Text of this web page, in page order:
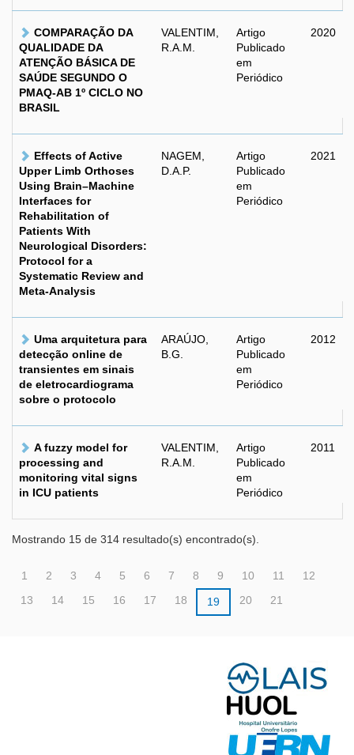
COMPARAÇÃO DA
QUALIDADE DA
ATENÇÃO BÁSICA DE
SAÚDE SEGUNDO O
PMAQ-AB 1º CICLO NO
BRASIL
VALENTIM,
R.A.M.
Artigo
Publicado
em
Periódico
2020
Effects of Active
Upper Limb Orthoses
Using Brain–Machine
Interfaces for
Rehabilitation of
Patients With
Neurological Disorders:
Protocol for a
Systematic Review and
Meta-Analysis
NAGEM,
D.A.P.
Artigo
Publicado
em
Periódico
2021
Uma arquitetura para
detecção online de
transientes em sinais
de eletrocardiograma
sobre o protocolo
ARAÚJO,
B.G.
Artigo
Publicado
em
Periódico
2012
A fuzzy model for
processing and
monitoring vital signs
in ICU patients
VALENTIM,
R.A.M.
Artigo
Publicado
em
Periódico
2011
Mostrando 15 de 314 resultado(s) encontrado(s).
1 2 3 4 5 6 7 8 9 10 11
12
13
14 15 16 17 18 19 20 21